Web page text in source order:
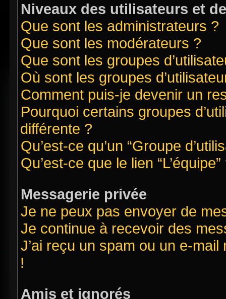
Niveaux des utilisateurs et
Que sont les administrateurs ?
Que sont les modérateurs ?
Que sont les groupes
Où sont les groupes
Comment puis-je devenir un
Pourquoi certains groupes
différente ?
Qu’est-ce qu’un “Groupe
Qu’est-ce que le lien “L’équipe”
Messagerie privée
Je ne peux pas envoyer de
Je continue à recevoir des
J’ai reçu un spam ou un e-
!
Amis et ignorés